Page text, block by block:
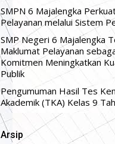
SMPN 6 Majalengka
Pelayanan melalui Sistem
SMP Negeri 6 Majalengka
Maklumat Pelayanan
Komitmen Meningkatkan
Publik
Pengumuman Hasil Tes
Akademik (TKA) Kelas 9
Arsip